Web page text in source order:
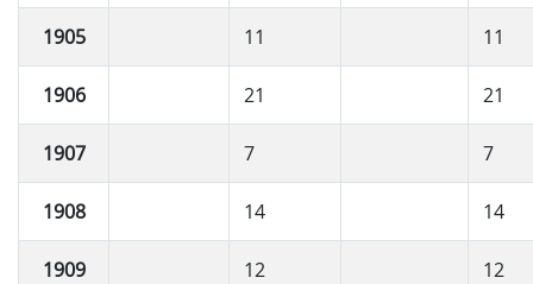
1905 11 11
1906 21 21
1907 7 7
1908 14 14
1909 12 12